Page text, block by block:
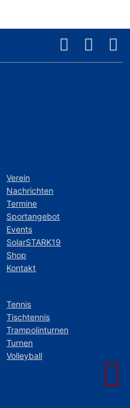
Verein
Nachrichten
Termine
Sportangebot
Events
SolarSTARK19
Shop
Kontakt
Tennis
Tischtennis
Trampolinturnen
Turnen
Volleyball